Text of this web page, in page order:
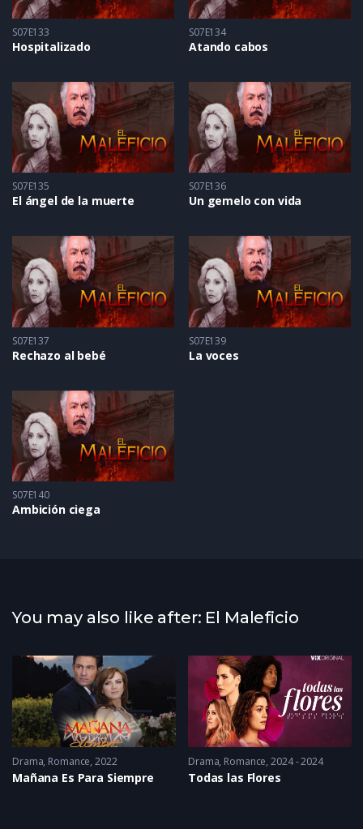
S07E133
Hospitalizado
S07E134
Atando cabos
S07E135
El ángel de la muerte
S07E136
Un gemelo con vida
S07E137
Rechazo al bebé
S07E139
La voces
S07E140
Ambición ciega
You may also like after: El Maleficio
2014
Drama, Romance 2022
Mañana Es Para Siempre
Drama, Romance 2024 - 2024
Todas las Flores